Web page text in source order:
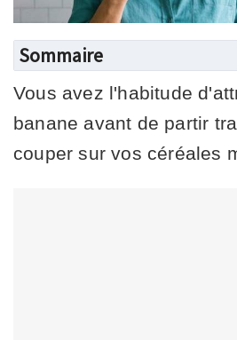
Sommaire
Vous avez l'habitude
banane avant de partir
couper sur vos céréales